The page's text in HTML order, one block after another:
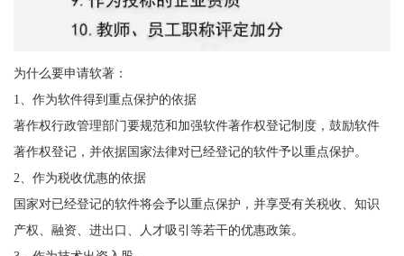
为什么要申请软著：
1、作为软件得到重点保护的依据
著作权行政管理部门要规范和加强软件著作权登记制度，鼓励软件
著作权登记，并依据国家法律对已经登记的软件予以重点保护。
2、作为税收优惠的依据
国家对已经登记的软件将会予以重点保护，并享受有关税收、知识
产权、融资、进出口、人才吸引等若干的优惠政策。